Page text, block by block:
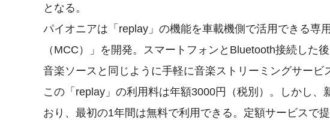
となる。
パイオニアは「replay」の機能を車載機側で活用できる専
（MCC）」を開発。スマートフォンとBluetooth接続した
音楽ソースと同じように手軽に音楽ストリーミングサービ
この「replay」の利用料は年額3000円（税別）。しかし
おり、最初の1年間は無料で利用できる。定額サービスで